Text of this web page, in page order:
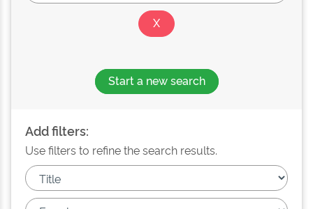
Start a new search
Add filters:
Use filters to refine the search results.